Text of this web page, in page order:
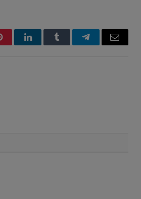
LinkedInTumblr TelegramEmail